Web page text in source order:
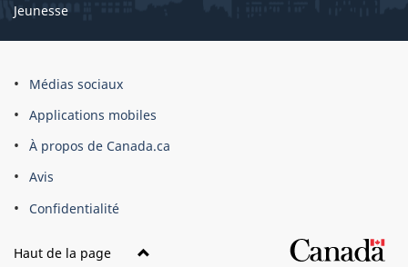
Jeunesse
Médias sociaux
Applications mobiles
À propos de Canada.ca
Avis
Confidentialité
Haut de la page